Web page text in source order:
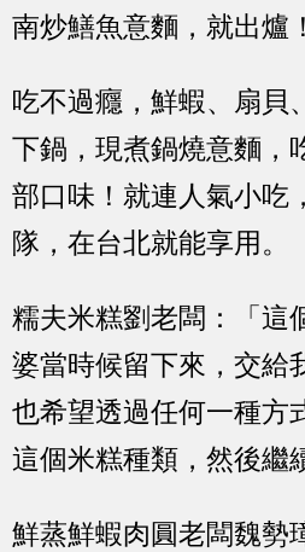
南炒鱔魚意麵，就出爐！
吃不過癮，鮮蝦、扇貝
下鍋，現煮鍋燒意麵，
部口味！就連人氣小吃
隊，在台北就能享用。
糯夫米糕劉老闆：「這
婆當時候留下來，交給
也希望透過任何一種方
這個米糕種類，然後繼
鮮蒸鮮蝦肉圓老闆魏勢